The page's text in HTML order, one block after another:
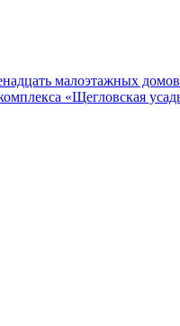
малоэтажных
«Щегловская